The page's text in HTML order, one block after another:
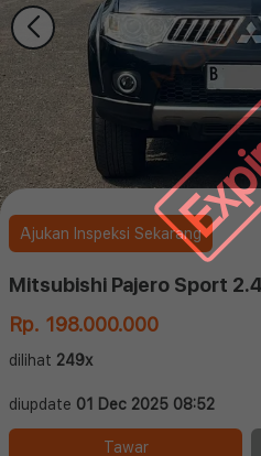
Ajukan Inspeksi Sekarang
Rp. 198.000.000
dilihat 249x
diupdate 01 Dec 2025 08:52
Tawar